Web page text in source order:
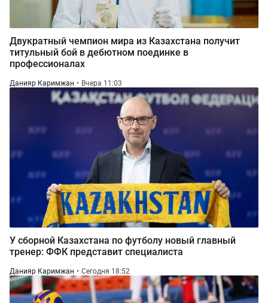
Двукратный чемпион мира из Казахстана получит
титульный бой в дебютном поединке в
профессионалах
Данияр Каримжан Вчера 11:03
У сборной Казахстана по футболу новый главный
тренер: ФФК представит специалиста
Данияр Каримжан Сегодня 18:52